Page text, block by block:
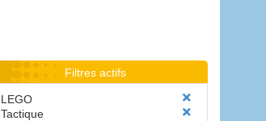
Filtres actifs
LEGO
Tactique